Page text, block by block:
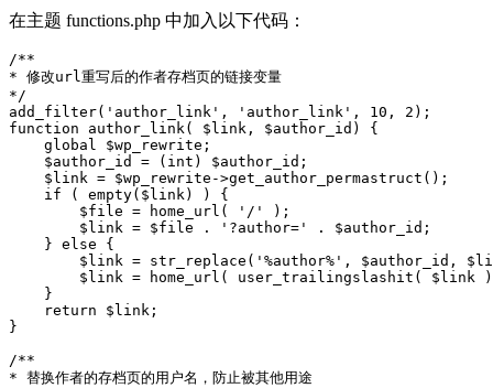
在主题 functions.php 中加入以下代码：
/**
* 修改url重写后的作者存档页的链接变量
*/
add_filter('author_link', 'author_link', 10, 2);
function author_link( $link, $author_id) {
    global $wp_rewrite;
    $author_id = (int) $author_id;
    $link = $wp_rewrite->get_author_permastruct();
    if ( empty($link) ) {
        $file = home_url( '/' );
        $link = $file . '?author=' . $author_id;
    } else {
$link = str_replace('%author%', $author_id,
$link = home_url( user_trailingslashit( $link
    }
    return $link;
}
/**
* 替换作者的存档页的用户名，防止被其他用途